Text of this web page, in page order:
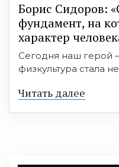
Борис Сидоров:
фундамент, на
характер
Сегодня наш герой
физкультура стала
Читать далее